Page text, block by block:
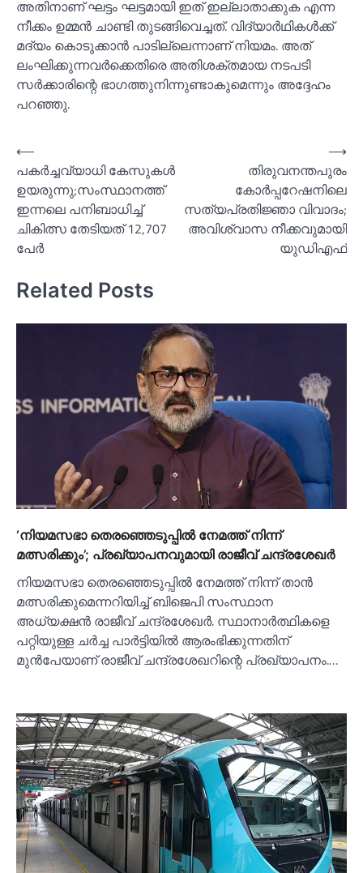
അതിനാണ് ഘട്ടം ഘട്ടമായി ഇത് ഇല്ലാതാക്കുക എന്ന
നീക്കം ഉമ്മന്‍ ചാണ്ടി തുടങ്ങിവെച്ചത്. വിദ്യാര്‍ഥികള്‍ക്ക്
മദ്യം കൊടുക്കാന്‍ പാടില്ലെന്നാണ് നിയമം. അത്
ലംഘിക്കുന്നവര്‍ക്കെതിരെ അതിശക്തമായ നടപടി
സര്‍ക്കാരിന്റെ ഭാഗത്തുനിന്നുണ്ടാകുമെന്നും അദ്ദേഹം
പറഞ്ഞു.
Post
navigation
⟵
പകര്‍ച്ചവ്യാധി കേസുകള്‍
ഉയരുന്നു;സംസ്ഥാനത്ത്
ഇന്നലെ പനിബാധിച്ച്‌
ചികിത്സ തേടിയത് 12,707
പേര്‍
തിരുവനന്തപുരം
കോര്‍പ്പറേഷനിലെ
സത്യപ്രതിജ്ഞാ വിവാദം;
അവിശ്വാസ നീക്കവുമായി
യുഡിഎഫ്
⟶
Related Posts
‘നിയമസഭാ തെരഞ്ഞെടുപ്പില്‍ നേമത്ത് നിന്ന്
മത്സരിക്കും’; പ്രഖ്യാപനവുമായി രാജീവ് ചന്ദ്രശേഖര്‍
നിയമസഭാ തെരഞ്ഞെടുപ്പില്‍ നേമത്ത് നിന്ന് താന്‍
മത്സരിക്കുമെന്നറിയിച്ച്‌ ബിജെപി സംസ്ഥാന
അധ്യക്ഷന്‍ രാജീവ് ചന്ദ്രശേഖര്‍. സ്ഥാനാര്‍ത്ഥികളെ
പറ്റിയുള്ള ചര്‍ച്ച പാര്‍ട്ടിയില്‍ ആരംഭിക്കുന്നതിന്
മുന്‍പേയാണ് രാജീവ് ചന്ദ്രശേഖറിന്റെ പ്രഖ്യാപനം.…